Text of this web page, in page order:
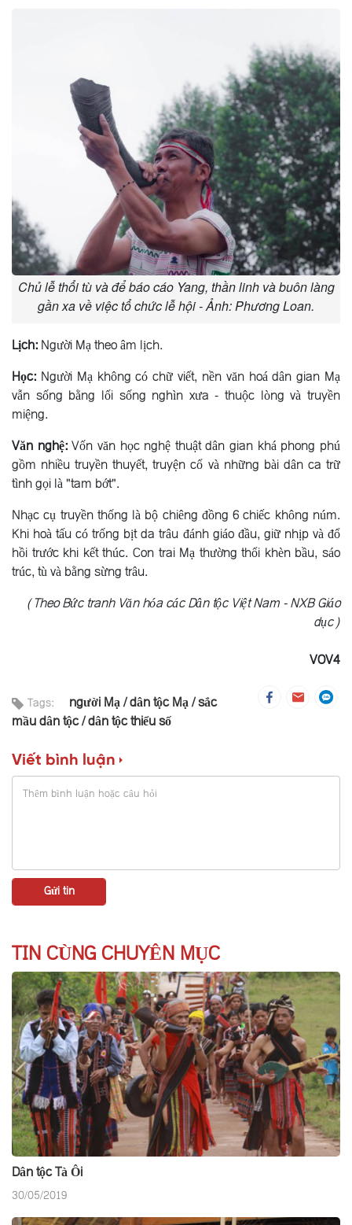
Chủ lễ thổi tù và để báo cáo Yang, thần linh và buôn làng
gần xa về việc tổ chức lễ hội - Ảnh: Phương Loan.
Lịch:Người Mạ theo âm lịch.
Học: Người Mạ không có chữ viết, nền văn hoá dân gian Mạ
vẫn sống bằng lối sống nghìn xưa - thuộc lòng và truyền
miệng.
Văn nghệ:Vốn văn học nghệ thuật dân gian khá phong phú
gồm nhiều truyền thuyết, truyện cổ và những bài dân ca trữ
tình gọi là "tam bớt".
Nhạc cụ truyền thống là bộ chiêng đồng 6 chiếc không núm.
Khi hoà tấu có trống bịt da trâu đánh giáo đầu, giữ nhịp và đổ
hồi trước khi kết thúc. Con trai Mạ thường thổi khèn bầu, sáo
trúc, tù và bằng sừng trâu.
(Theo Bức tranh Văn hóa các Dân tộc Việt Nam - NXB Giáo
dục)
VOV4
Tags: người Mạ dân tộc Mạ sắc
mầu dân tộc dân tộc thiểu số
Viết bình luận
TIN CÙNG CHUYÊN MỤC
Dân tộc Tà Ôi
30/05/2019